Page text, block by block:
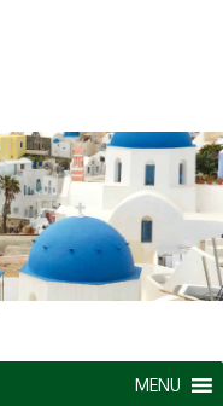
MENU